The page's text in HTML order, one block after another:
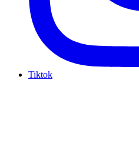
Tiktok